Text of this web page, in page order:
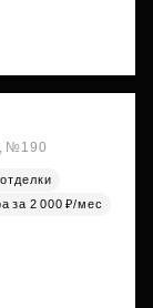
№190
за 2 000 ₽/мес